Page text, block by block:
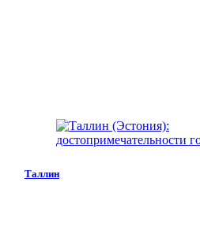
Таллин